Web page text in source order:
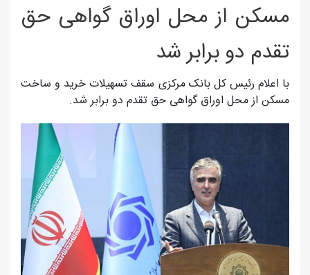
مسکن از محل اوراق گواهی حق
تقدم دو برابر شد
با اعلام رئیس کل بانک مرکزی ️سقف تسهیلات خرید و ساخت
مسکن از محل اوراق گواهی حق تقدم دو برابر شد.